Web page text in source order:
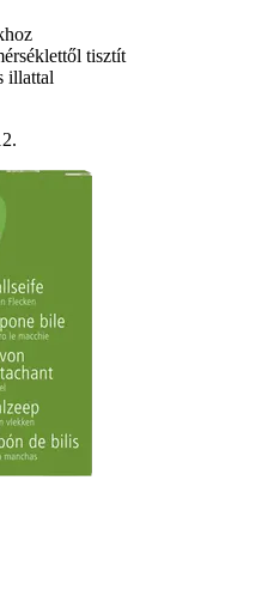
tisztít
illattal